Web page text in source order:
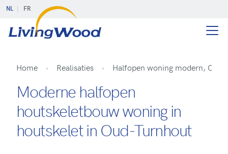
NL FR
Home Realisaties Halfopen woning modern,
Moderne halfopen
houtskeletbouw woning in
houtskelet in Oud-Turnhout